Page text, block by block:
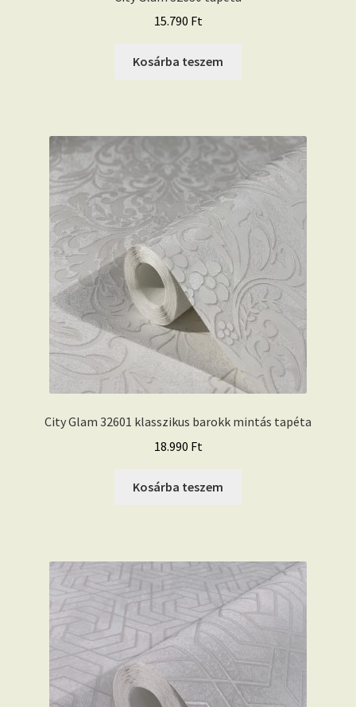
15.790 Ft
Kosárba teszem
City Glam 32601 klasszikus barokk mintás tapéta
18.990 Ft
Kosárba teszem